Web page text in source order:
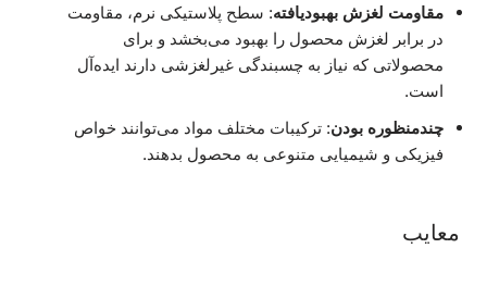
مقاومت لغزش بهبودیافته: سطح پلاستیکی نرم، مقاومت
در برابر لغزش محصول را بهبود می‌بخشد و برای
محصولاتی که نیاز به چسبندگی غیرلغزشی دارند ایده‌آل
است.
چندمنظوره بودن: ترکیبات مختلف مواد می‌توانند خواص
فیزیکی و شیمیایی متنوعی به محصول بدهند.
معایب